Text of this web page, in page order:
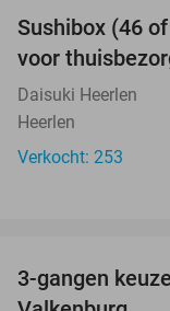
Sushibox (46
voor
Daisuki Heerlen
Heerlen
Verkocht: 253
3-gangen